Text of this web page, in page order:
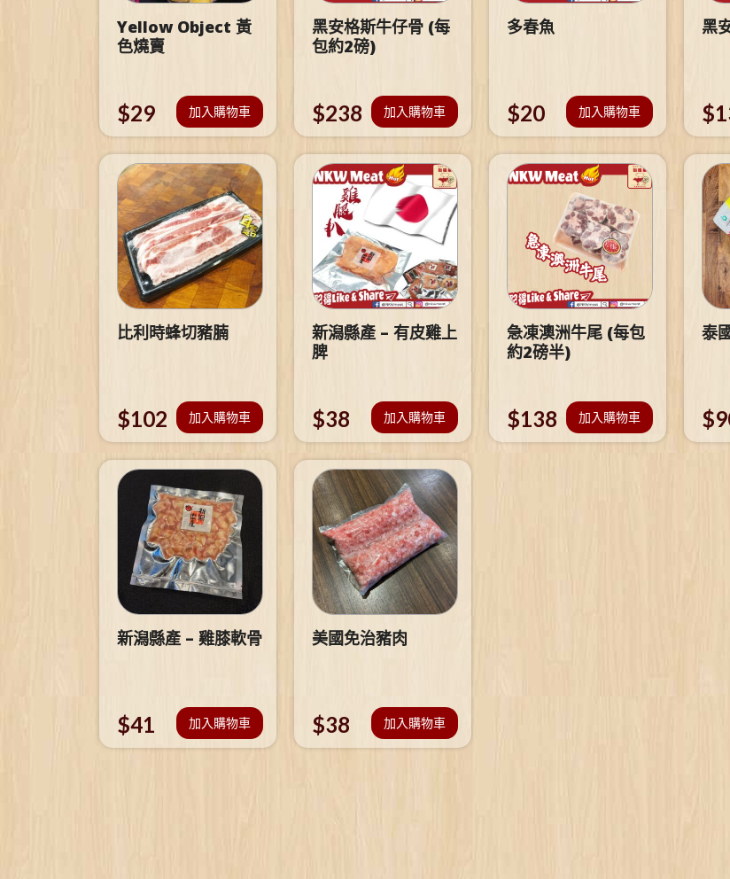
Yellow Object 黃
色燒賣
$29 加入購物車
黑安格斯牛仔骨 (每
包約2磅)
$238 加入購物車
多春魚
$20 加入購物車
黑
$
比利時蜂切豬腩
$102 加入購物車
新潟縣產 – 有皮雞上
脾
$38 加入購物車
急凍澳洲牛尾 (每包
約2磅半)
$138 加入購物車
泰
$
新潟縣產 – 雞膝軟骨
$41 加入購物車
美國免治豬肉
$38 加入購物車